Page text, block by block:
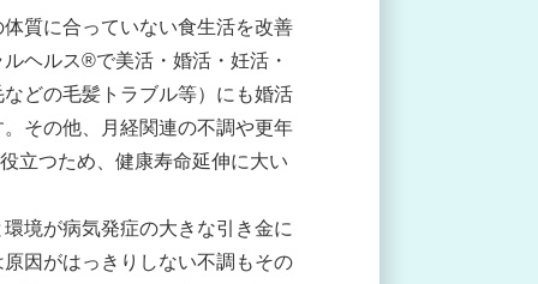
質に合っていない食生活を改善
ヘルス®で美活・婚活・妊活・
どの毛髪トラブル等）にも婚活
その他、月経関連の不調や更年
立つため、健康寿命延伸に大い
境が病気発症の大きな引き金に
因がはっきりしない不調もその